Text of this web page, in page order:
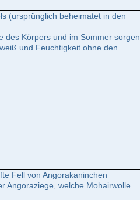
(ursprünglich beheimatet in den
des Körpers und im Sommer sorgen
und Feuchtigkeit ohne den
Fell von Angorakaninchen
Angoraziege, welche Mohairwolle